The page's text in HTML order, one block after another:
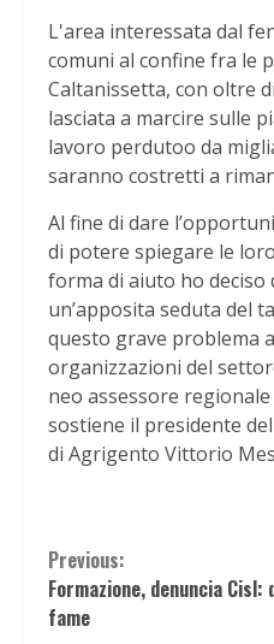
L'area interessata dal
comuni al confine fra le
Caltanissetta, con oltre
lasciata a marcire sulle
lavoro perdutoo da
saranno costretti a
Al fine di dare
di potere spiegare le
forma di aiuto ho deciso
un’apposita seduta del
questo grave problema
organizzazioni del
neo assessore
sostiene il presidente
di Agrigento Vittorio
Continue
Reading
Previous:
Formazione, denuncia
fame